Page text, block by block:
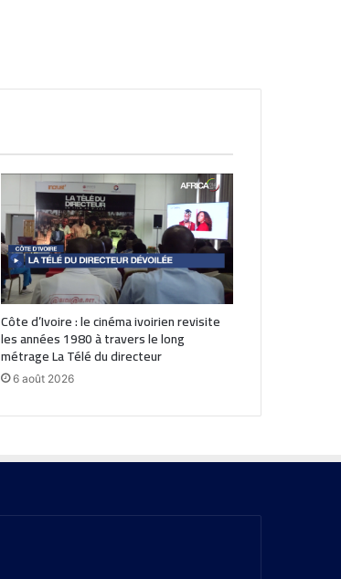
Côte d’Ivoire : le cinéma ivoirien revisite
les années 1980 à travers le long
métrage La Télé du directeur
6 août 2026